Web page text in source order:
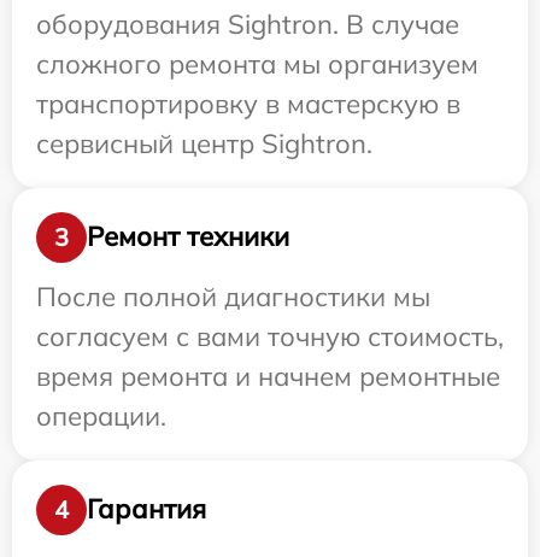
оборудования Sightron. В случае
сложного ремонта мы организуем
транспортировку в мастерскую в
сервисный центр Sightron.
3
Ремонт техники
После полной диагностики мы
согласуем с вами точную стоимость,
время ремонта и начнем ремонтные
операции.
4
Гарантия